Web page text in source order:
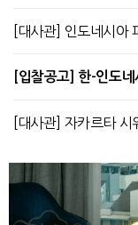
[대사관] 인도네시아
[입찰공고] 한-인도
[대사관] 자카르타